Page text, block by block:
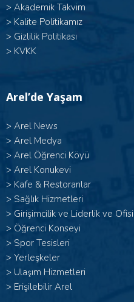
> Akademik Takvim
> Kalite Politikamız
> Gizlilik Politikası
> KVKK
Arel’de Yaşam
> Arel News
> Arel Medya
> Arel Öğrenci Köyü
> Arel Konukevi
> Kafe & Restoranlar
> Sağlık Hizmetleri
> Girişimcilik ve Liderlik ve Ofisi
> Öğrenci Konseyi
> Spor Tesisleri
> Yerleşkeler
> Ulaşım Hizmetleri
> Erişilebilir Arel